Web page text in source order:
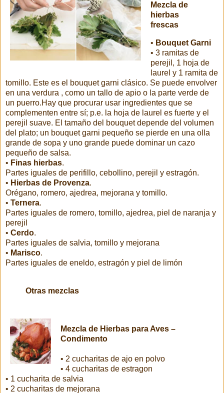
Mezcla de
hierbas
frescas
• Bouquet Garni
• 3 ramitas de
perejil, 1 hoja de
laurel y 1 ramita de
tomillo. Este es el bouquet garni clásico. Se puede envolver
en una verdura , como un tallo de apio o la parte verde de
un puerro.Hay que procurar usar ingredientes que se
complementen entre sí; p.e. la hoja de laurel es fuerte y el
perejil suave. El tamaño del bouquet depende del volumen
del plato; un bouquet garni pequeño se pierde en una olla
grande de sopa y uno grande puede dominar un cazo
pequeño de salsa.
• Finas hierbas.
Partes iguales de perifillo, cebollino, perejil y estragón.
• Hierbas de Provenza.
Orégano, romero, ajedrea, mejorana y tomillo.
• Ternera.
Partes iguales de romero, tomillo, ajedrea, piel de naranja y
perejil
• Cerdo.
Partes iguales de salvia, tomillo y mejorana
• Marisco.
Partes iguales de eneldo, estragón y piel de limón
Otras mezclas
Mezcla de Hierbas para Aves –
Condimento
• 2 cucharitas de ajo en polvo
• 4 cucharitas de estragon
• 1 cucharita de salvia
• 2 cucharitas de mejorana